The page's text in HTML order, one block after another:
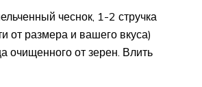
чеснок, 1-2 стручка
от размера и вашего вкуса)
очищенного от зерен. Влить